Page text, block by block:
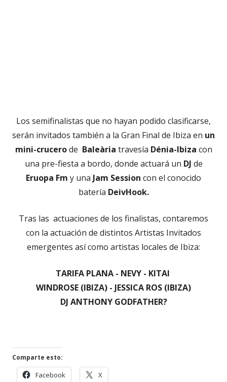
Los semifinalistas que no hayan podido clasificarse,
serán invitados también a la Gran Final de Ibiza en un
mini-crucerode Baleària travesía Dénia-Ibiza con
una pre-fiesta a bordo, donde actuará un DJ de
Eruopa Fm y una Jam Session con el conocido
batería DeivHook.
Tras las actuaciones de los finalistas, contaremos
con la actuación de distintos Artistas Invitados
emergentes así como artistas locales de Ibiza:
TARIFA PLANA - NEVY - KITAI
WINDROSE (IBIZA) - JESSICA ROS (IBIZA)
DJ ANTHONY GODFATHER?
Comparte esto:
Facebook X